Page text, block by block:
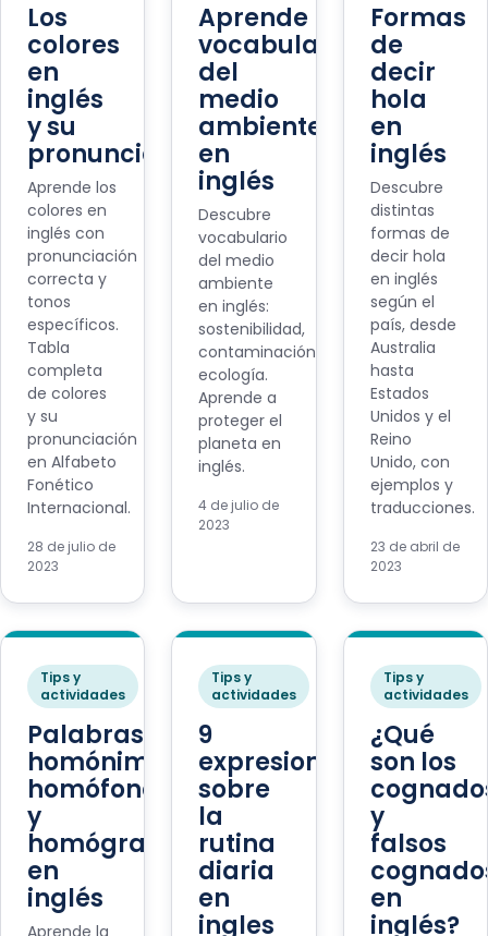
Los
colores
en
inglés
y su
pronunciación
Aprende los
colores en
inglés con
pronunciación
correcta y
tonos
específicos.
Tabla
completa
de colores
y su
pronunciación
en Alfabeto
Fonético
Internacional.
28 de julio de
2023
Aprende
vocabulario
del
medio
ambiente
en
inglés
Descubre
vocabulario
del medio
ambiente
en inglés:
sostenibilidad,
contaminación,
ecología.
Aprende a
proteger el
planeta en
inglés.
4 de julio de
2023
Formas
de
decir
hola
en
inglés
Descubre
distintas
formas de
decir hola
en inglés
según el
país, desde
Australia
hasta
Estados
Unidos y el
Reino
Unido, con
ejemplos y
traducciones.
23 de abril de
2023
Tips y
actividades
Palabras
homónimas,
homófonas
y
homógrafas
en
inglés
Aprende la
Tips y
actividades
9
expresiones
sobre
la
rutina
diaria
en
ingles
Tips y
actividades
¿Qué
son los
y
falsos
en
inglés?